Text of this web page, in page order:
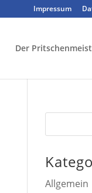
Impressum
Der
Allgemein